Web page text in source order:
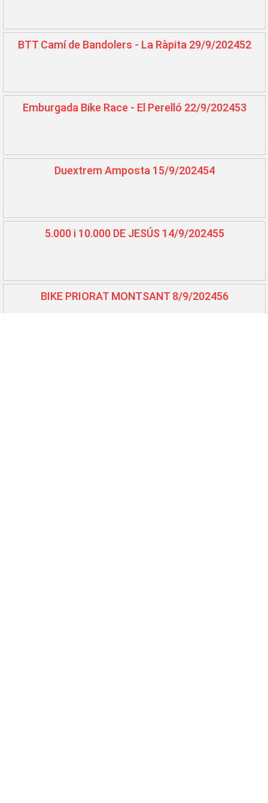
BTT Camí de Bandolers - La Ràpita 29/9/202452
Emburgada Bike Race - El Perelló 22/9/202453
Duextrem Amposta 15/9/202454
5.000 i 10.000 DE JESÚS 14/9/202455
BIKE PRIORAT MONTSANT 8/9/202456